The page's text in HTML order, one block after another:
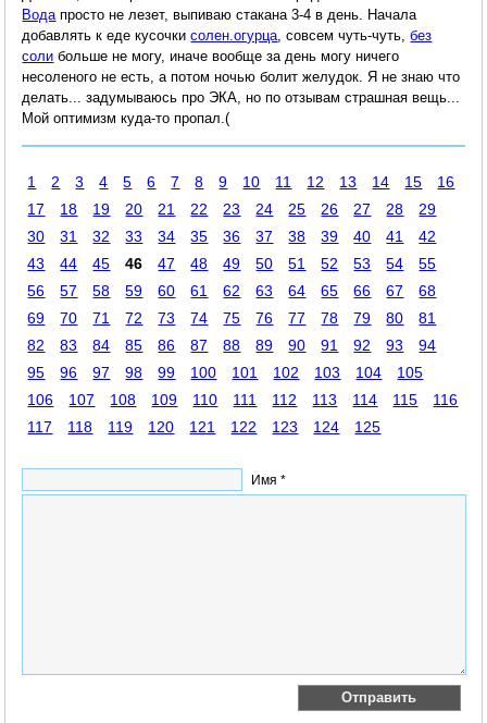
Вода просто не лезет, выпиваю стакана 3-4 в день. Начала
добавлять к еде кусочкисолен.огурца , совсем чуть-чуть,без
соли больше не могу, иначе вообще за день могу ничего
несоленого не есть, а потом ночью болит желудок. Я не знаю что
делать... задумываюсь про ЭКА, но по отзывам страшная вещь...
Мой оптимизм куда-то пропал.(
1 2 3 4 5 6 7 8 9 10 11 12 13 14 15
16
17
18 19 20 21 22 23 24 25 26 27 28
29
30
31 32 33 34 35 36 37 38 39 40 41
42
43
44 45 46 47 48 49 50 51 52 53 54
55
56
57 58 59 60 61 62 63 64 65 66 67
68
69
70 71 72 73 74 75 76 77 78 79 80
81
82
83 84 85 86 87 88 89 90 91 92 93
94
95
96 97 98 99 100 101 102 103 104
105
106
107 108 109 110 111 112 113 114 115
116
117
118 119 120 121 122 123 124 125
Имя *